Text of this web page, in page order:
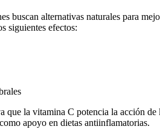
buscan alternativas naturales para
siguientes efectos:
que la vitamina C potencia la acción
apoyo en dietas antiinflamatorias.